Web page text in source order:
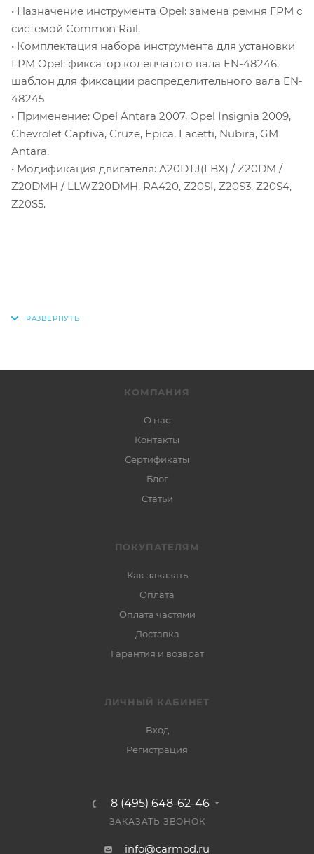
• Назначение инструмента Opel: замена ремня ГРМ с
системой Common Rail.
• Комплектация набора инструмента для установки
ГРМ Opel: фиксатор коленчатого вала EN-48246,
шаблон для фиксации распределительного вала EN-
48245
• Применение: Opel Antara 2007, Opel Insignia 2009,
Chevrolet Captiva, Cruze, Epica, Lacetti, Nubira, GM
Antara.
• Модификация двигателя: A20DTJ(LBX) / Z20DM /
Z20DMH / LLWZ20DMH, RA420, Z20SI, Z20S3, Z20S4,
Z20S5.
КОМПАНИЯ
О нас
Контакты
Сертификаты
Блог
Статьи
ПОКУПАТЕЛЯМ
Как заказать
Оплата
Оплата частями
Доставка
Гарантия и возврат
ЛИЧНЫЙ КАБИНЕТ
Вход
Регистрация
8 (495) 648-62-46
ЗАКАЗАТЬ ЗВОНОК
info@carmod.ru